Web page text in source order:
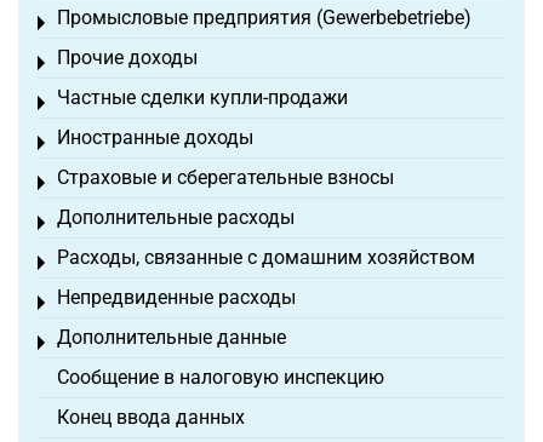
Промысловые предприятия (Gewerbebetriebe)
Toggle menu
Прочие доходы
Toggle menu
Частные сделки купли-продажи
Toggle menu
Иностранные доходы
Toggle menu
Страховые и сберегательные взносы
Toggle menu
Дополнительные расходы
Toggle menu
Расходы, связанные с домашним хозяйством
Toggle menu
Непредвиденные расходы
Toggle menu
Дополнительные данные
Toggle menu
Сообщение в налоговую инспекцию
Конец ввода данных